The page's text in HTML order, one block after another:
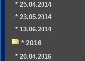
* 25.04.2014
* 23.05.2014
* 13.06.2014
* 2016
* 20.04.2016